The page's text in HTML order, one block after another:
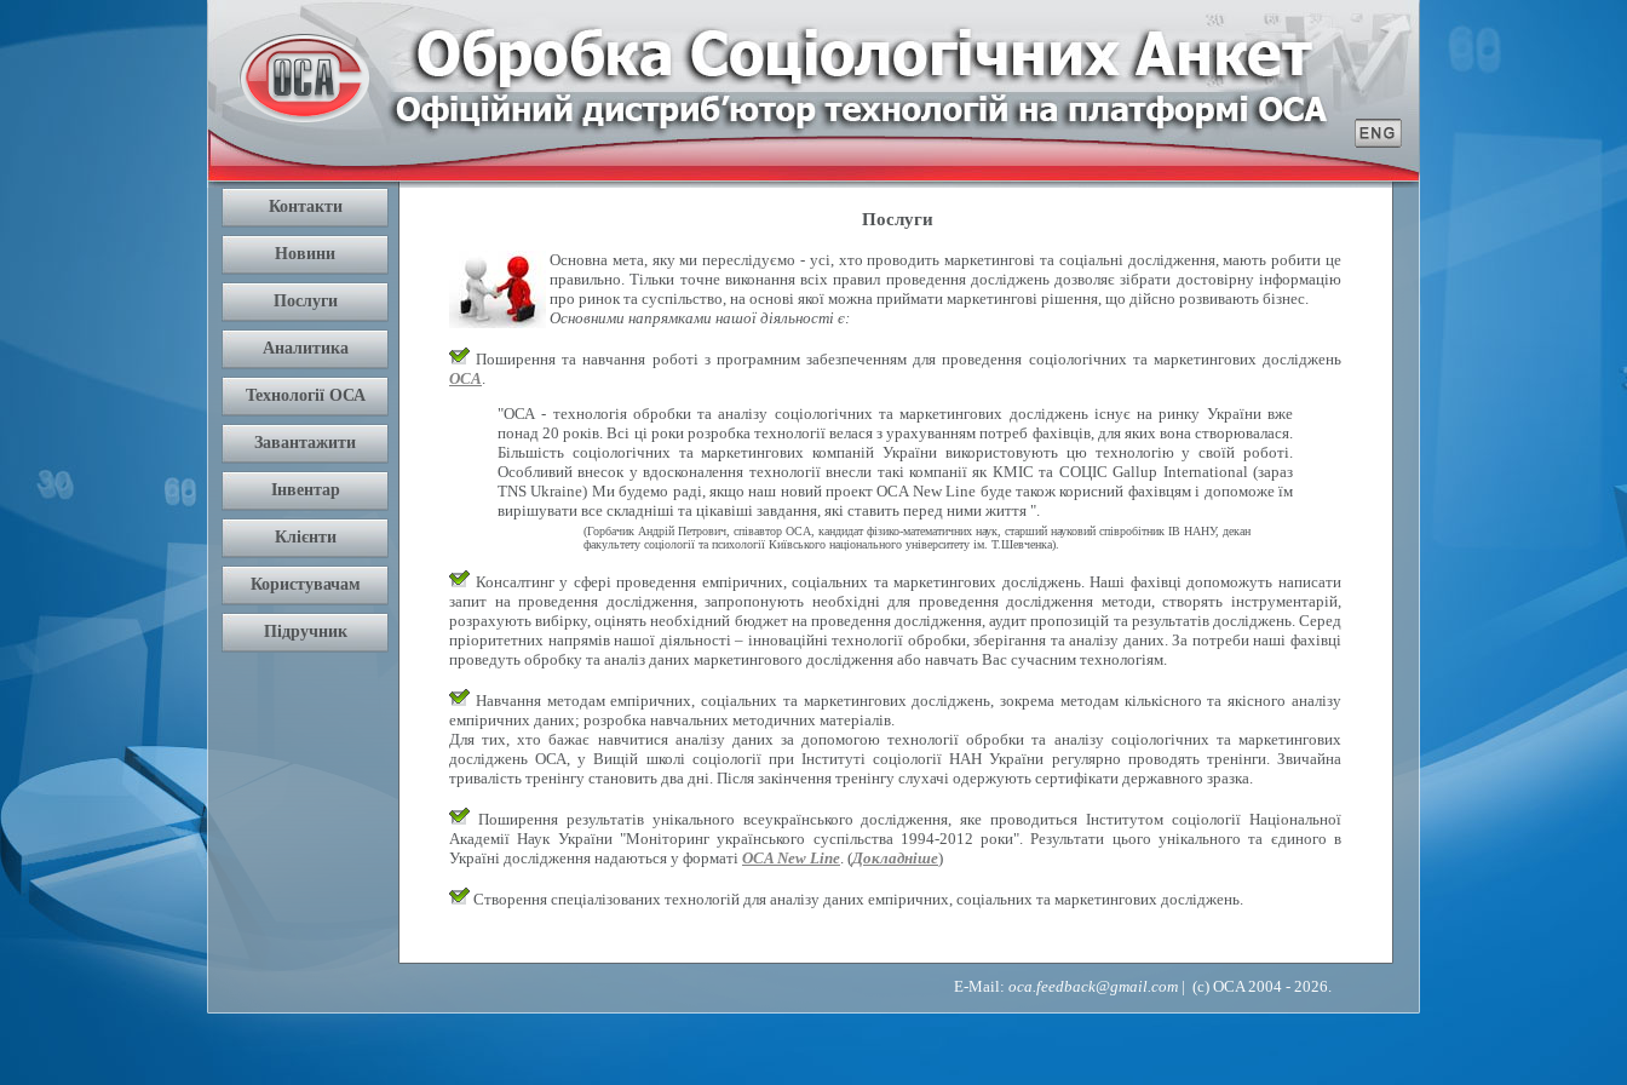
Послуги
Основна мета, яку ми переслідуємо - усі, хто проводить маркетингові та соціальні дослідження, мають робити це
правильно. Тільки точне виконання всіх правил проведення досліджень дозволяє зібрати достовірну інформацію
про ринок та суспільство, на основі якої можна приймати маркетингові рішення, що дійсно розвивають бізнес.
Основними напрямками нашої діяльності є:
Поширення та навчання роботі з програмним забезпеченням для проведення соціологічних та маркетингових досліджень
ОСА.
"ОСА - технологія обробки та аналізу соціологічних та маркетингових досліджень існує на ринку України вже
понад 20 років. Всі ці роки розробка технології велася з урахуванням потреб фахівців, для яких вона створювалася.
Більшість соціологічних та маркетингових компаній України використовують цю технологію у своїй роботі.
Особливий внесок у вдосконалення технології внесли такі компанії як КМІС та СОЦІС Gallup International (зараз
TNS Ukraine) Ми будемо раді, якщо наш новий проект OCA New Line буде також корисний фахівцям і допоможе їм
вирішувати все складніші та цікавіші завдання, які ставить перед ними життя ".
(Горбачик Андрій Петрович, співавтор ОСА, кандидат фізико-математичних наук, старший науковий співробітник ІВ НАНУ, декан
факультету соціології та психології Київського національного університету ім. Т.Шевченка).
Консалтинг у сфері проведення емпіричних, соціальних та маркетингових досліджень. Наші фахівці допоможуть написати
запит на проведення дослідження, запропонують необхідні для проведення дослідження методи, створять інструментарій,
розрахують вибірку, оцінять необхідний бюджет на проведення дослідження, аудит пропозицій та результатів досліджень. Серед
пріоритетних напрямів нашої діяльності – інноваційні технології обробки, зберігання та аналізу даних. За потреби наші фахівці
проведуть обробку та аналіз даних маркетингового дослідження або навчать Вас сучасним технологіям.
Навчання методам емпіричних, соціальних та маркетингових досліджень, зокрема методам кількісного та якісного аналізу
емпіричних даних; розробка навчальних методичних матеріалів.
Для тих, хто бажає навчитися аналізу даних за допомогою технології обробки та аналізу соціологічних та маркетингових
досліджень ОСА, у Вищій школі соціології при Інституті соціології НАН України регулярно проводять тренінги. Звичайна
тривалість тренінгу становить два дні. Після закінчення тренінгу слухачі одержують сертифікати державного зразка.
Поширення результатів унікального всеукраїнського дослідження, яке проводиться Інститутом соціології Національної
Академії Наук України "Моніторинг українського суспільства 1994-2012 роки". Результати цього унікального та єдиного в
Україні дослідження надаються у форматі OCA New Line. (Докладніше)
Створення спеціалізованих технологій для аналізу даних емпіричних, соціальних та маркетингових досліджень.
E-Mail: oca.feedback@gmail.com | (c) OCA 2004 - 2026.